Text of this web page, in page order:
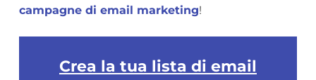
campagne di email marketing!
Crea la tua lista di email